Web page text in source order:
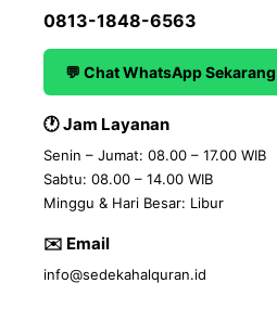
0813-1848-6563
💬 Chat WhatsApp Sekarang
🕐 Jam Layanan
Senin – Jumat: 08.00 – 17.00 WIB
Sabtu: 08.00 – 14.00 WIB
Minggu & Hari Besar: Libur
✉️ Email
info@sedekahalquran.id